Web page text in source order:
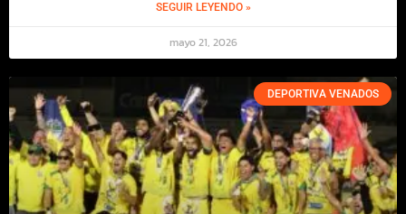
SEGUIR LEYENDO »
mayo 21, 2026
DEPORTIVA VENADOS